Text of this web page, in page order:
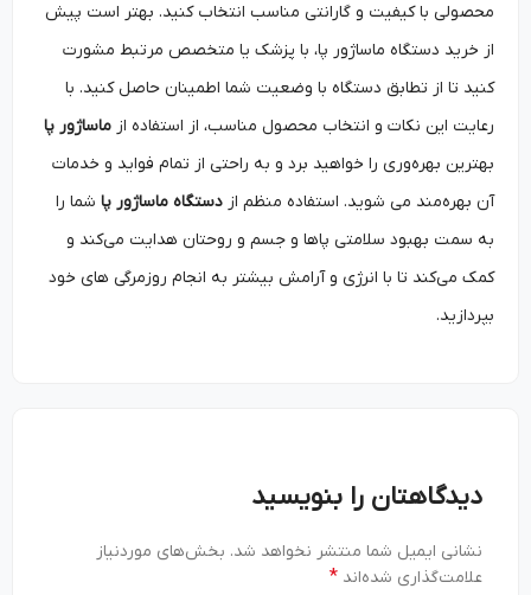
محصولی با کیفیت و گارانتی مناسب انتخاب کنید. بهتر است پیش
از خرید دستگاه ماساژور پا، با پزشک یا متخصص مرتبط مشورت
کنید تا از تطابق دستگاه با وضعیت شما اطمینان حاصل کنید. با
رعایت این نکات و انتخاب محصول مناسب، از استفاده ازماساژور پا
بهترین بهره‌وری را خواهید برد و به راحتی از تمام فواید و خدمات
آن بهره‌مند می شوید. استفاده منظم ازدستگاه ماساژور پاشما را
به سمت بهبود سلامتی پاها و جسم و روحتان هدایت می‌کند و
کمک می‌کند تا با انرژی و آرامش بیشتر به انجام روزمرگی های خود
بپردازید.
دیدگاهتان را بنویسید
نشانی ایمیل شما منتشر نخواهد شد. بخش‌های موردنیاز
علامت‌گذاری شده‌اند*